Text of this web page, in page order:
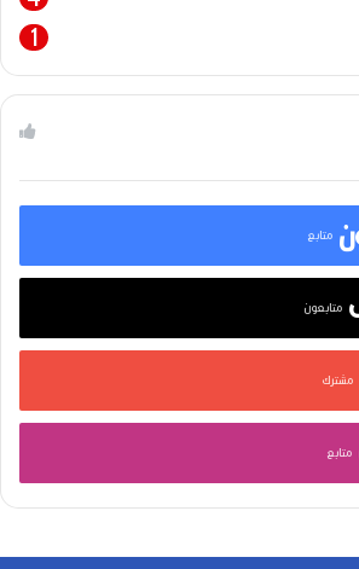
1
متابع
متابعون
مشترك
متابع